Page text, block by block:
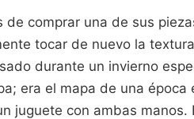
de comprar una de sus
tocar de nuevo la
durante un invierno
era el mapa de una época
juguete con ambas manos.